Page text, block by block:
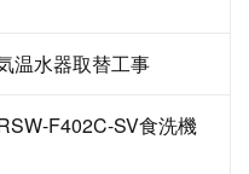
温水器取替工事
F402C-SV食洗機